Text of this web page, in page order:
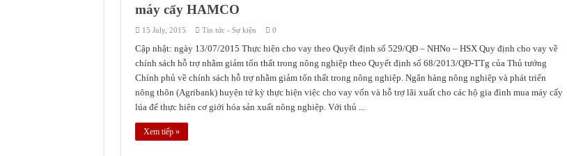
máy cấy HAMCO
15 July, 2015 Tin tức - Sự kiện 0
Cập nhật: ngày 13/07/2015 Thực hiện cho vay theo Quyết định số 529/QĐ – NHNo – HSX Quy định cho vay về
chính sách hỗ trợ nhằm giảm tổn thất trong nông nghiệp theo Quyết định số 68/2013/QĐ-TTg của Thủ tướng
Chính phủ về chính sách hỗ trợ nhằm giảm tổn thất trong nông nghiệp. Ngân hàng nông nghiệp và phát triển
nông thôn (Agribank) huyện tứ kỳ thực hiện việc cho vay vốn và hỗ trợ lãi xuất cho các hộ gia đình mua máy cấy
lúa để thực hiên cơ giới hóa sản xuất nông nghiệp. Với thủ ...
Xem tiếp »